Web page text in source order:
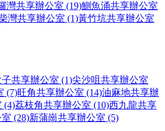
灣共享辦公室 (19)鰂魚涌共享辦公室
灣共享辦公室 (1)黃竹坑共享辦公室
子共享辦公室 (1)尖沙咀共享辦公室
(7)旺角共享辦公室 (14)油麻地共享辦
(4)荔枝角共享辦公室 (10)西九龍共享
(28)新蒲崗共享辦公室 (5)